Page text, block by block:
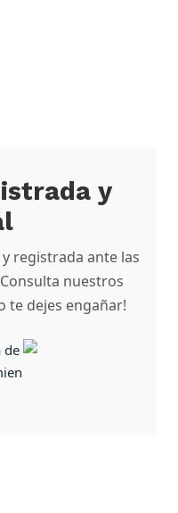
y
registrada ante las
nuestros
te dejes engañar!